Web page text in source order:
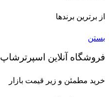
از برترین برندها
بستن
فروشگاه آنلاین اسپرترشاپ
خرید مطمئن و زیر قیمت بازار